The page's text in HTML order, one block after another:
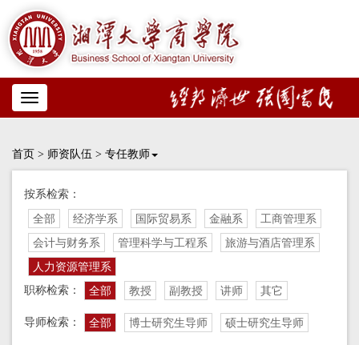
Toggle
navigation
首页 > 师资队伍 > 专任教师
按系检索：
全部 经济学系 国际贸易系 金融系
工商管理系
会计与财务系
管理科学与工程系
旅游与酒店管理系
人力资源管理系
职称检索：
全部 教授 副教授 讲师 其它
导师检索： 全部 博士研究生导师 硕士研究生导师